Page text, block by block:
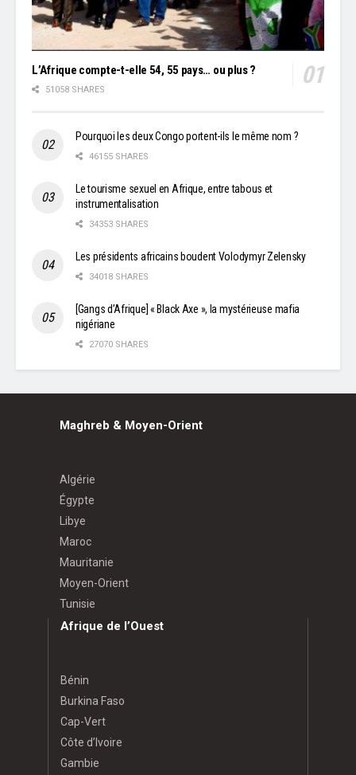
L’Afrique compte-t-elle 54, 55 pays… ou plus ?
51058 SHARES
Pourquoi les deux Congo portent-ils le même nom ?
46155 SHARES
Le tourisme sexuel en Afrique, entre tabous et
instrumentalisation
34353 SHARES
Les présidents africains boudent Volodymyr Zelensky
34018 SHARES
[Gangs d’Afrique] « Black Axe », la mystérieuse mafia
nigériane
27070 SHARES
Maghreb & Moyen-Orient
Algérie
Égypte
Libye
Maroc
Mauritanie
Moyen-Orient
Tunisie
Afrique de l’Ouest
Bénin
Burkina Faso
Cap-Vert
Côte d’Ivoire
Gambie